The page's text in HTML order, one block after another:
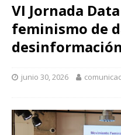
VI Jornada
feminismo de
junio 30, 2026